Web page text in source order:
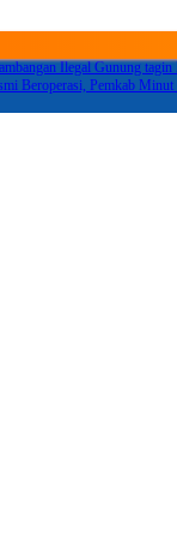
Ilegal Gunung
Beroperasi, Pemkab